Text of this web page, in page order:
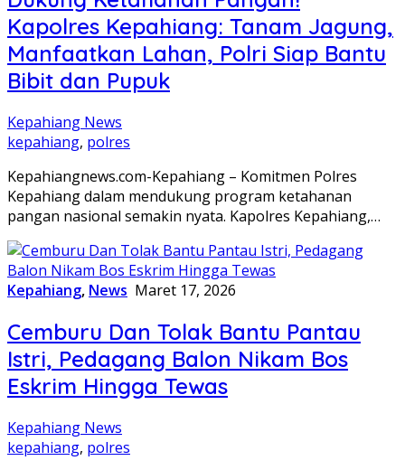
Kapolres Kepahiang: Tanam Jagung,
Manfaatkan Lahan, Polri Siap Bantu
Bibit dan Pupuk
Kepahiang News
kepahiang, polres
Kepahiangnews.com-Kepahiang – Komitmen Polres
Kepahiang dalam mendukung program ketahanan
pangan nasional semakin nyata. Kapolres Kepahiang,…
Kepahiang, News Maret 17, 2026
Cemburu Dan Tolak Bantu Pantau
Istri, Pedagang Balon Nikam Bos
Eskrim Hingga Tewas
Kepahiang News
kepahiang, polres